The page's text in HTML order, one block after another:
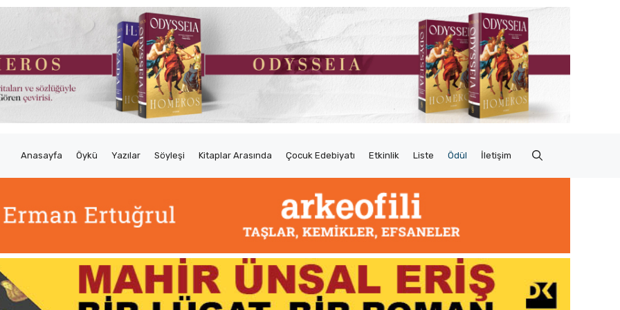
Anasayfa Öykü Yazılar Söyleşi Kitaplar Arasında Çocuk Edebiyatı Etkinlik Liste Ödül İletişim